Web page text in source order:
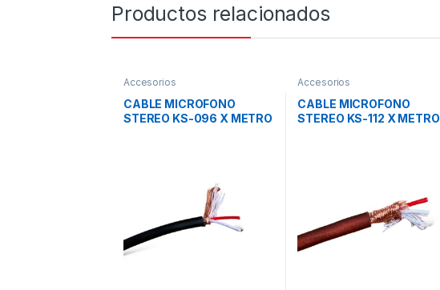
Productos relacionados
Accesorios
CABLE MICROFONO
STEREO KS-096 X METRO
Accesorios
CABLE MICROFONO
STEREO KS-112 X METRO